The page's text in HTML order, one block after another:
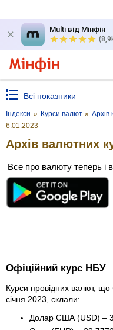
Multi від Мінфін
Всі показники
Індекси » Курси валют » Архів
6.01.2023
Архів валютних
Все про валюту теперь і
Офіційний курс НБУ
Курси провідних валют,
січня 2023, склали:
Долар США (USD) –